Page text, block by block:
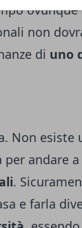
ovunque
non
di uno
Non esiste
andare a
.
e farla